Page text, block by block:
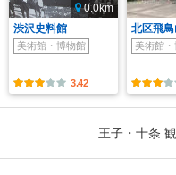
0.0km
渋沢史料館
美術館・博物館
3.42
北区飛
美術館
王子・十条